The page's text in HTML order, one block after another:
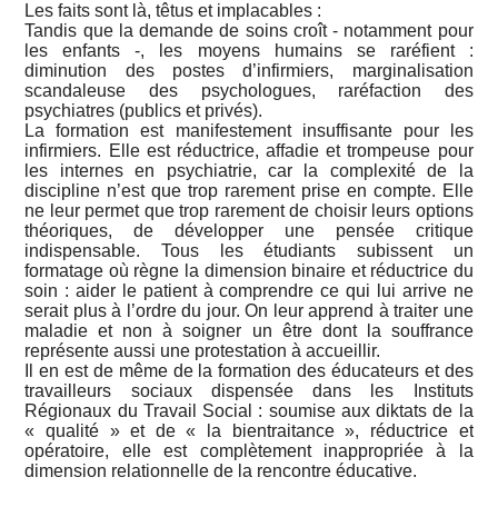
Les faits sont là, têtus et implacables :
Tandis que la demande de soins croît - notamment pour
les enfants -, les moyens humains se raréfient :
diminution des postes d’infirmiers, marginalisation
scandaleuse des psychologues, raréfaction des
psychiatres (publics et privés).
La formation est manifestement insuffisante pour les
infirmiers. Elle est réductrice, affadie et trompeuse pour
les internes en psychiatrie, car la complexité de la
discipline n’est que trop rarement prise en compte. Elle
ne leur permet que trop rarement de choisir leurs options
théoriques, de développer une pensée critique
indispensable. Tous les étudiants subissent un
formatage où règne la dimension binaire et réductrice du
soin : aider le patient à comprendre ce qui lui arrive ne
serait plus à l’ordre du jour. On leur apprend à traiter une
maladie et non à soigner un être dont la souffrance
représente aussi une protestation à accueillir.
Il en est de même de la formation des éducateurs et des
travailleurs sociaux dispensée dans les Instituts
Régionaux du Travail Social : soumise aux diktats de la
« qualité » et de « la bientraitance », réductrice et
opératoire, elle est complètement inappropriée à la
dimension relationnelle de la rencontre éducative.